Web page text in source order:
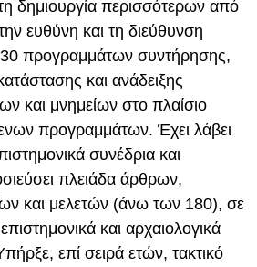
δημιουργία περισσότερων από
ευθύνη και τη διεύθυνση
προγραμμάτων συντήρησης,
και ανάδειξης
και μνημείων στο πλαίσιο
προγραμμάτων. Έχει λάβει
συνέδρια και
πλειάδα άρθρων,
και μελετών (άνω των 180), σε
και αρχαιολογικά
επί σειρά ετών, τακτικό